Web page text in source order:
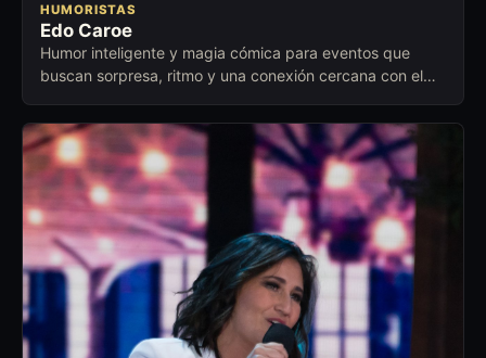
HUMORISTAS
Edo Caroe
Humor inteligente y magia cómica para eventos que
buscan sorpresa, ritmo y una conexión cercana con el